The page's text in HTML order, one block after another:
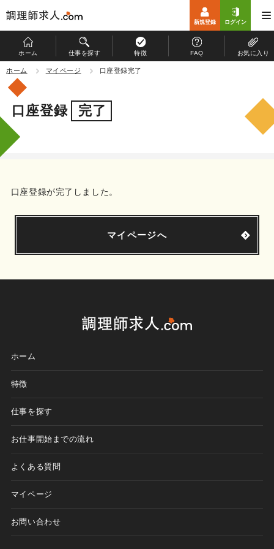
ホーム 仕事を探す 特徴 FAQ お気に入り
新規登録 ログイン
ホーム
仕事を探す
特徴
お仕事開始までの流れ
個人情報保護方針
ホーム マイページ 口座登録完了
口座登録 完了
口座登録が完了しました。
マイページへ
ホーム
特徴
仕事を探す
お仕事開始までの流れ
よくある質問
マイページ
お問い合わせ